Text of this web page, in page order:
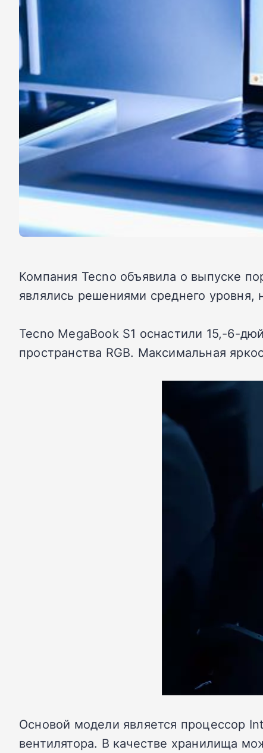
Компания Tecno объявила о выпуске
являлись решениями среднего
Tecno MegaBook S1 оснастили 15,-6-
пространства RGB. Максимальная
Основой модели является процессор
вентилятора. В качестве хранилища